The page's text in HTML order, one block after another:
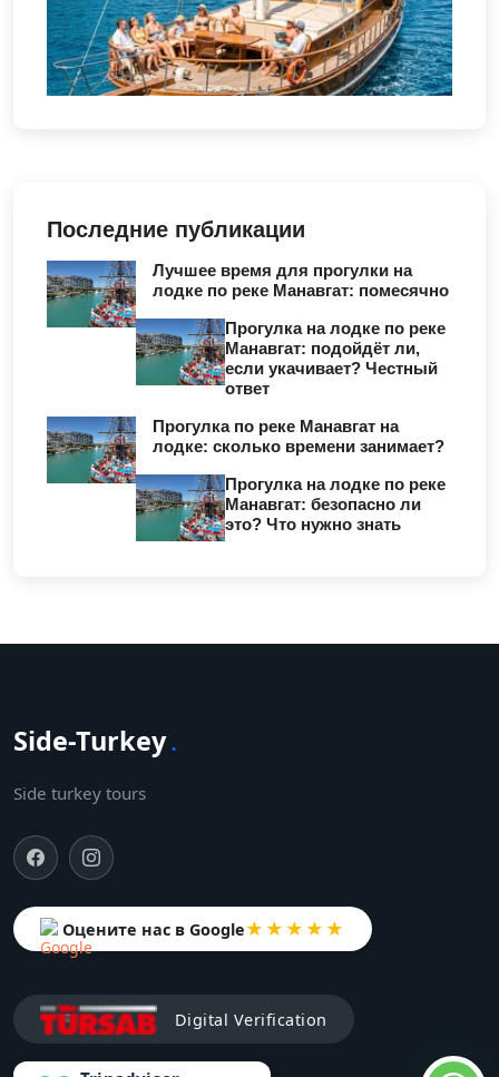
Последние публикации
Лучшее время для прогулки на
лодке по реке Манавгат: помесячно
Прогулка на лодке по реке
Манавгат: подойдёт ли,
если укачивает? Честный
ответ
Прогулка по реке Манавгат на
лодке: сколько времени занимает?
Прогулка на лодке по реке
Манавгат: безопасно ли
это? Что нужно знать
Side-Turkey.
Side turkey tours
Оцените нас в Google★★★★★
Digital Verification